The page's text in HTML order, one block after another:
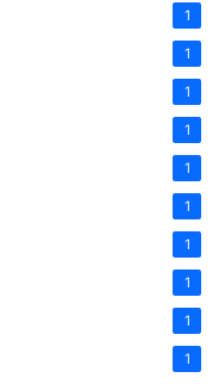
1
1
1
1
1
1
1
1
1
1